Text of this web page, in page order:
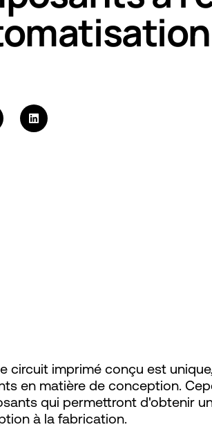
circuit imprimé conçu est
en matière de conception.
qui permettront d'obtenir
à la fabrication.